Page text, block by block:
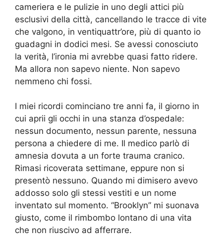
cameriera e le pulizie in uno degli attici più
esclusivi della città, cancellando le tracce di vite
che valgono, in ventiquattr’ore, più di quanto io
guadagni in dodici mesi. Se avessi conosciuto
la verità, l’ironia mi avrebbe quasi fatto ridere.
Ma allora non sapevo niente. Non sapevo
nemmeno chi fossi.
I miei ricordi cominciano tre anni fa, il giorno in
cui aprii gli occhi in una stanza d’ospedale:
nessun documento, nessun parente, nessuna
persona a chiedere di me. Il medico parlò di
amnesia dovuta a un forte trauma cranico.
Rimasi ricoverata settimane, eppure non si
presentò nessuno. Quando mi dimisero avevo
addosso solo gli stessi vestiti e un nome
inventato sul momento. “Brooklyn” mi suonava
giusto, come il rimbombo lontano di una vita
che non riuscivo ad afferrare.